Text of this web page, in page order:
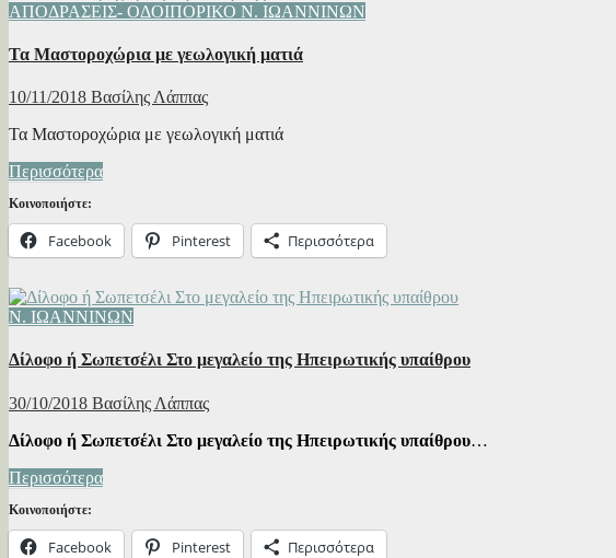
ΑΠΟΔΡΑΣΕΙΣ- ΟΔΟΙΠΟΡΙΚΟ Ν. ΙΩΑΝΝΙΝΩΝ
Τα Μαστοροχώρια με γεωλογική ματιά
10/11/2018 Βασίλης Λάππας
Τα Μαστοροχώρια με γεωλογική ματιά
Περισσότερα
Κοινοποιήστε:
Facebook Pinterest Περισσότερα
Ν. ΙΩΑΝΝΙΝΩΝ
Δίλοφο ή Σωπετσέλι Στο μεγαλείο της Ηπειρωτικής υπαίθρου
30/10/2018 Βασίλης Λάππας
Δίλοφο ή Σωπετσέλι Στο μεγαλείο της Ηπειρωτικής υπαίθρου…
Περισσότερα
Κοινοποιήστε:
Facebook Pinterest Περισσότερα